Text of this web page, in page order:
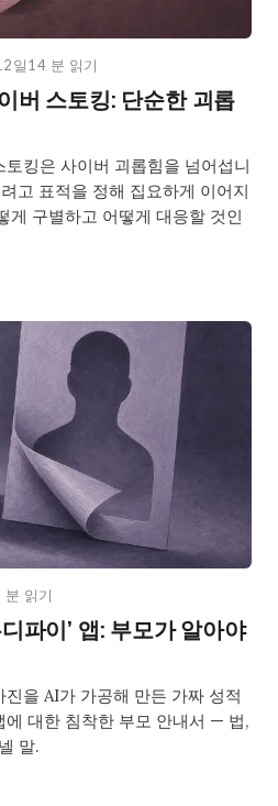
일14 분 읽기
버 스토킹: 단순한 괴롭
킹은 사이버 괴롭힘을 넘어섭니
고 표적을 정해 집요하게 이어지
게 구별하고 어떻게 대응할 것인
분 읽기
파이’ 앱: 부모가 알아야
을 AI가 가공해 만든 가짜 성적
에 대한 침착한 부모 안내서 — 법,
말.